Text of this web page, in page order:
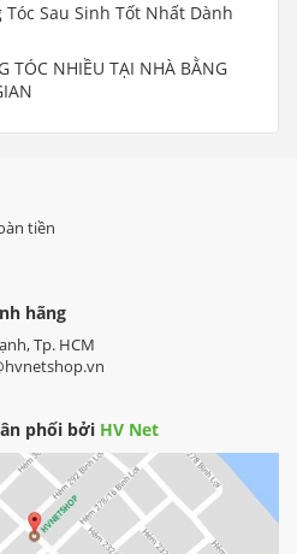
Sau Sinh Tốt Nhất Dành
TÓC NHIỀU TẠI NHÀ BẰNG
tiền
hãng
Tp. HCM
phối bởi HV Net